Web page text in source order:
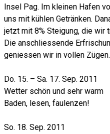
Insel Pag. Im kleinen Hafen
uns mit kühlen Getränken.
jetzt mit 8% Steigung, die wir
Die anschliessende
geniessen wir in vollen Zügen.
Do. 15. – Sa. 17. Sep. 2011
Wetter schön und sehr warm
Baden, lesen, faulenzen!
So. 18. Sep. 2011